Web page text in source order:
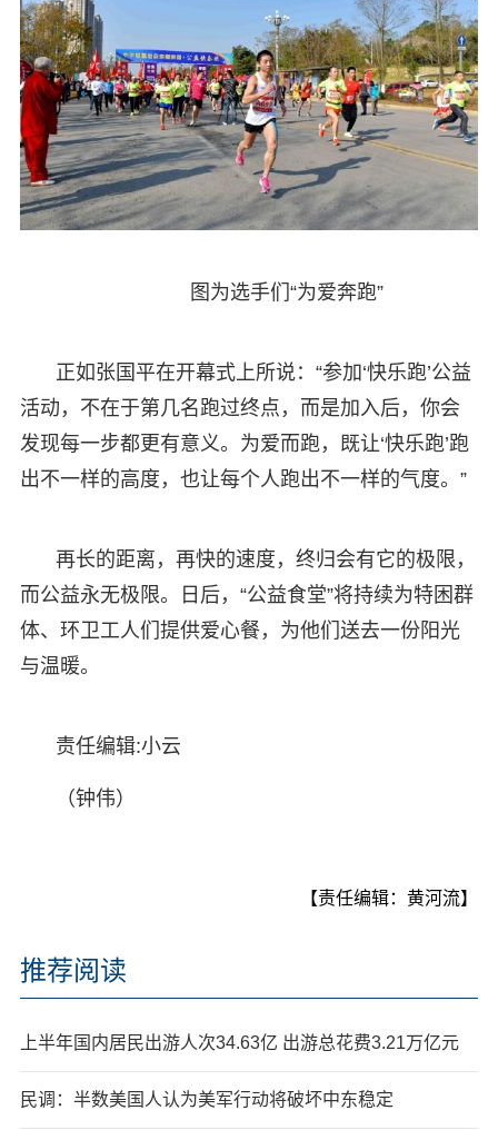
图为选手们“为爱奔跑”
正如张国平在开幕式上所说：“参加‘快乐跑’公益
活动，不在于第几名跑过终点，而是加入后，你会
发现每一步都更有意义。为爱而跑，既让‘快乐跑’跑
出不一样的高度，也让每个人跑出不一样的气度。”
再长的距离，再快的速度，终归会有它的极限，
而公益永无极限。日后，“公益食堂”将持续为特困群
体、环卫工人们提供爱心餐，为他们送去一份阳光
与温暖。
责任编辑:小云
（钟伟）
【责任编辑：黄河流】
推荐阅读
上半年国内居民出游人次34.63亿 出游总花费3.21万亿元
民调：半数美国人认为美军行动将破坏中东稳定